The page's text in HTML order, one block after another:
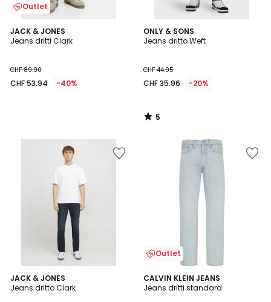
Outlet
JACK & JONES
Jeans dritti Clark
CHF 89.90
CHF 53.94 -40%
ONLY & SONS
Jeans dritto Weft
CHF 44.95
CHF 35.96 -20%
5
/
5
/
JACK & JONES
Jeans dritto Clark
4.7
/ 5
Outlet
CALVIN KLEIN JEANS
Jeans dritti standard